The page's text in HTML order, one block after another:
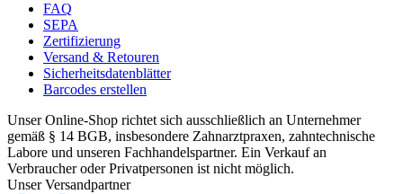
FAQ
SEPA
Zertifizierung
Versand & Retouren
Sicherheitsdatenblätter
Barcodes erstellen
Unser Online-Shop richtet sich ausschließlich an Unternehmer
gemäß § 14 BGB, insbesondere Zahnarztpraxen, zahntechnische
Labore und unseren Fachhandelspartner. Ein Verkauf an
Verbraucher oder Privatpersonen ist nicht möglich.
Unser Versandpartner